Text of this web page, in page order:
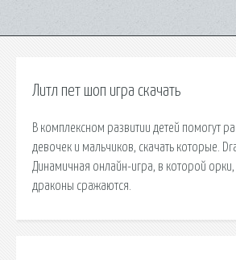
Литл пет шоп игра скачать
В комплексном развитии детей помогут
девочек и мальчиков, скачать которые.
Динамичная онлайн-игра, в которой
драконы сражаются.